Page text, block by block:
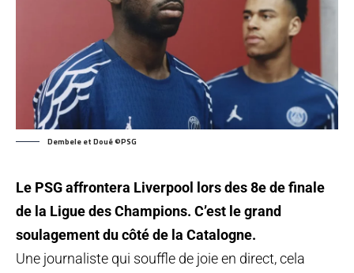
Dembele et Doué ©PSG
Le PSG affrontera Liverpool lors des 8e de finale
de la Ligue des Champions. C’est le grand
soulagement du côté de la Catalogne.
Une journaliste qui souffle de joie en direct, cela